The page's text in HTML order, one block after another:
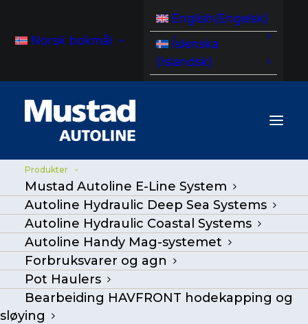
Norsk bokmål
English(Engelsk)
Íslenska
(Islandsk)
Produkter
Mustad Autoline E-Line System
Autoline Hydraulic Deep Sea Systems
Autoline Hydraulic Coastal Systems
Autoline Handy Mag-systemet
Forbruksvarer og agn
Pot Haulers
Bearbeiding HAVFRONT hodekapping og
sløying
Produkter
Mustad Autoline-
produkter